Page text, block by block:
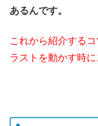
あるんです。
これから紹介する
ラストを動かす時に